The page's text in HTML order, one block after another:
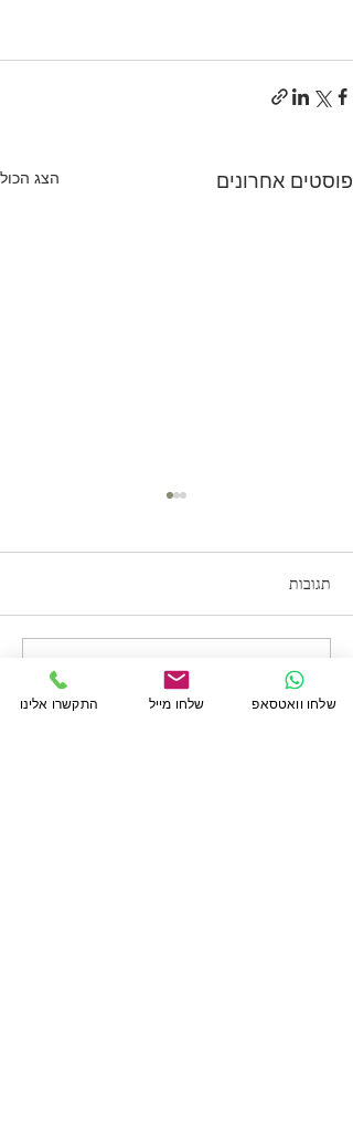
פוסטים אחרונים הצג הכול
קסם האקראיות בציור
תגובות
כתיבת תגובה...
התקשרו אלינו שלחו מייל שלחו וואטסאפ